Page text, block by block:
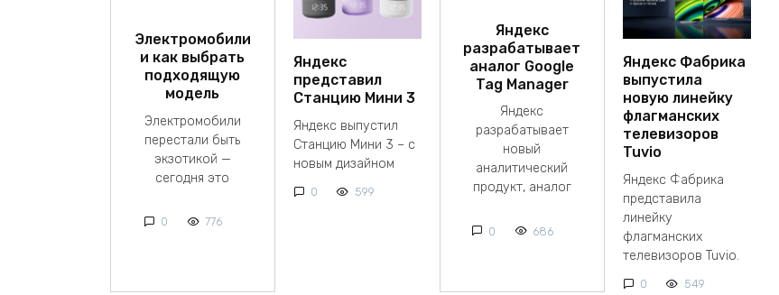
Электромобили
и как выбрать
подходящую
модель
Электромобили
перестали быть
экзотикой —
сегодня это
0 776
Яндекс
представил
Станцию Мини 3
Яндекс выпустил
Станцию Мини 3 – с
новым дизайном
0 599
Яндекс
разрабатывает
аналог Google
Tag Manager
Яндекс
разрабатывает
новый
аналитический
продукт, аналог
0 686
Яндекс Фабрика
выпустила
новую линейку
флагманских
телевизоров
Tuvio
Яндекс Фабрика
представила
линейку
флагманских
телевизоров Tuvio.
0 549